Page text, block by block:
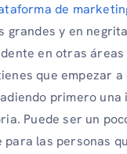
de
grandes y en
en otras
que empezar
primero una
Puede ser un
para las personas